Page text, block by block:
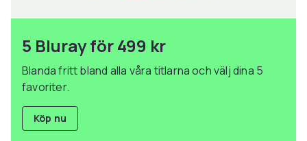
5 Bluray för 499 kr
Blanda fritt bland alla våra titlarna och välj dina 5
favoriter.
Köp nu